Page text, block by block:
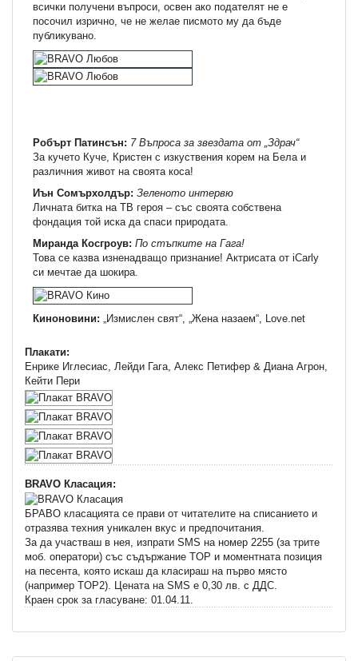
всички получени въпроси, освен ако подателят не е
посочил изрично, че не желае писмото му да бъде
публикувано.
Робърт Патинсън: 7 Въпроса за звездата от „Здрач“
За кучето Куче, Кристен с изкуствения корем на Бела и
различния живот на своята коса!
Иън Сомърхолдър: Зеленото интервю
Личната битка на ТВ героя – със своята собствена
фондация той иска да спаси природата.
Миранда Косгроув: По стъпките на Гага!
Това се казва изненадващо признание! Актрисата от iCarly
си мечтае да шокира.
Киноновини: „Измислен свят“, „Жена назаем“, Love.net
Плакати:
Енрике Иглесиас, Лейди Гага, Алекс Петифер & Диана Агрон,
Кейти Пери
BRAVO Класация:
БРАВО класацията се прави от читателите на списанието и
отразява техния уникален вкус и предпочитания.
За да участваш в нея, изпрати SMS на номер 2255 (за трите
моб. оператори) със съдържание TOP и моментната позиция
на песента, която искаш да класираш на първо място
(например TOP2). Цената на SMS e 0,30 лв. с ДДС.
Краен срок за гласуване: 01.04.11.